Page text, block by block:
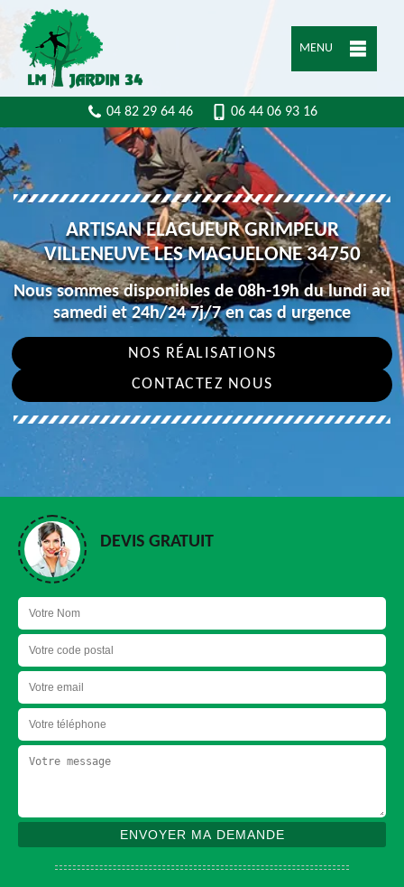
MENU
04 82 29 64 46 06 44 06 93 16
ARTISAN ELAGUEUR GRIMPEUR
VILLENEUVE LES MAGUELONE 34750
Nous sommes disponibles de 08h-19h du lundi au
samedi et 24h/24 7j/7 en cas d urgence
NOS RÉALISATIONS
CONTACTEZ NOUS
DEVIS GRATUIT